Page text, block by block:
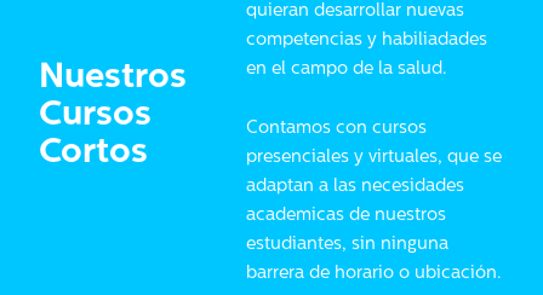
Nuestros
Cursos
Cortos
quieran desarrollar nuevas
competencias y habiliadades
en el campo de la salud.
Contamos con cursos
presenciales y virtuales, que se
adaptan a las necesidades
academicas de nuestros
estudiantes, sin ninguna
barrera de horario o ubicación.